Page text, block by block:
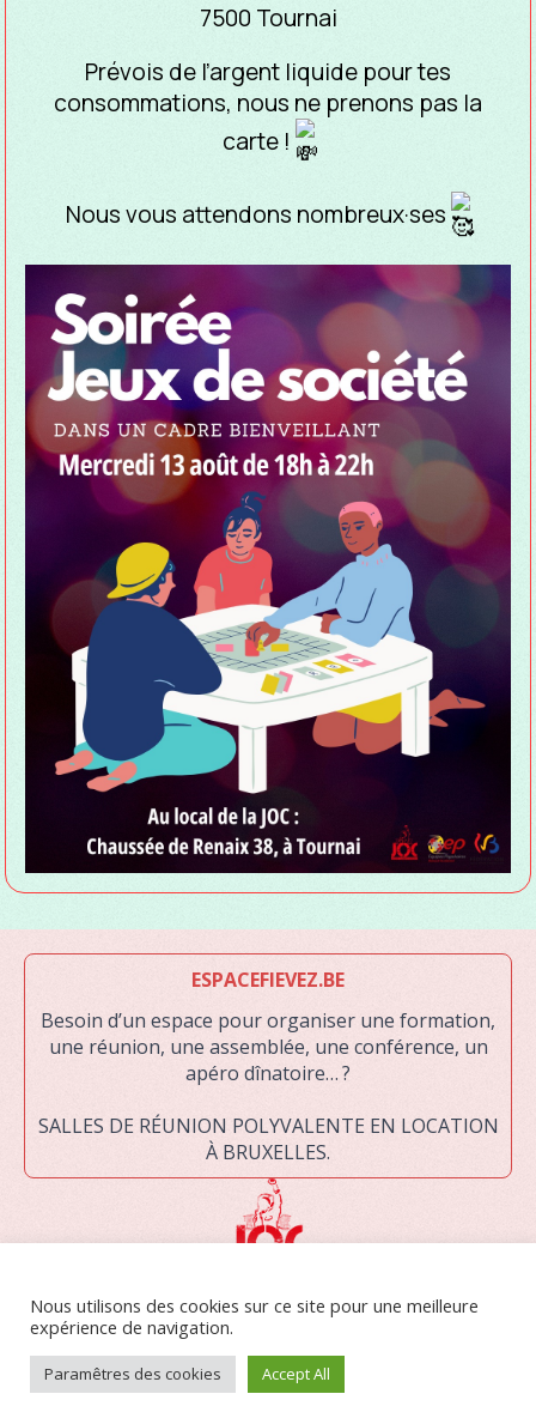
7500 Tournai
Prévois de l’argent liquide pour tes
consommations, nous ne prenons pas la
carte !
Nous vous attendons nombreux·ses
LA JOC ASBL EST UNE ORGANISATION DE JEUNESSE RECONNUE PAR LA
FÉDÉRATION WALLONIE-BRUXELLES. ELLE RASSEMBLE DES JEUNES
DE MILIEUX POPULAIRES ET LES AIDE À S’ORGANISER AFIN DE MENER
DES ACTIONS COLLECTIVES DE CHANGEMENT.
ESPACEFIEVEZ.BE
Besoin d’un espace pour organiser une formation,
une réunion, une assemblée, une conférence, un
apéro dînatoire… ?
SALLES DE RÉUNION POLYVALENTE EN LOCATION
À BRUXELLES.
Nous utilisons des cookies sur ce site pour une meilleure
expérience de navigation.
Paramêtres des cookies Accept All